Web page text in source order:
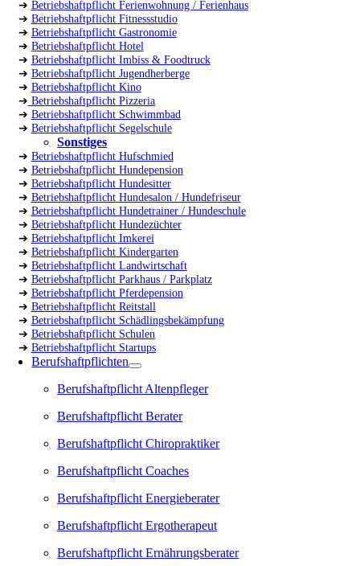
➔ Betriebshaftpflicht Ferienwohnung / Ferienhaus
➔ Betriebshaftpflicht Fitnessstudio
➔ Betriebshaftpflicht Gastronomie
➔ Betriebshaftpflicht Hotel
➔ Betriebshaftpflicht Imbiss & Foodtruck
➔ Betriebshaftpflicht Jugendherberge
➔ Betriebshaftpflicht Kino
➔ Betriebshaftpflicht Pizzeria
➔ Betriebshaftpflicht Schwimmbad
➔ Betriebshaftpflicht Segelschule
Sonstiges
➔ Betriebshaftpflicht Hufschmied
➔ Betriebshaftpflicht Hundepension
➔ Betriebshaftpflicht Hundesitter
➔ Betriebshaftpflicht Hundesalon / Hundefriseur
➔ Betriebshaftpflicht Hundetrainer / Hundeschule
➔ Betriebshaftpflicht Hundezüchter
➔ Betriebshaftpflicht Imkerei
➔ Betriebshaftpflicht Kindergarten
➔ Betriebshaftpflicht Landwirtschaft
➔ Betriebshaftpflicht Parkhaus / Parkplatz
➔ Betriebshaftpflicht Pferdepension
➔ Betriebshaftpflicht Reitstall
➔ Betriebshaftpflicht Schädlingsbekämpfung
➔ Betriebshaftpflicht Schulen
➔ Betriebshaftpflicht Startups
Berufshaftpflichten
Berufshaftpflicht Altenpfleger
Berufshaftpflicht Berater
Berufshaftpflicht Chiropraktiker
Berufshaftpflicht Coaches
Berufshaftpflicht Energieberater
Berufshaftpflicht Ergotherapeut
Berufshaftpflicht Ernährungsberater